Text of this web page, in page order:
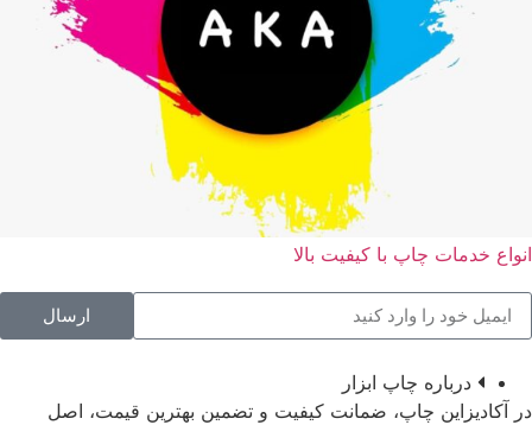
انواع خدمات چاپ با کیفیت بالا
ارسال
درباره چاپ ابزار
در آکادیزاین چاپ، ضمانت کیفیت و تضمین بهترین قیمت، اصل